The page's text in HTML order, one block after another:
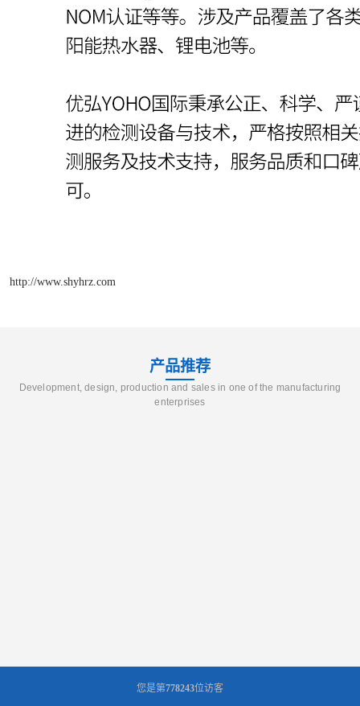
http://www.shyhrz.com
产品推荐
Development, design, production and sales in one of the manufacturing
enterprises
您是第778243位访客